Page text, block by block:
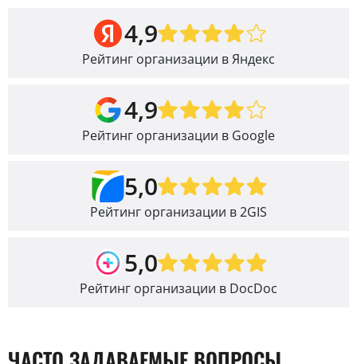
4,9
Рейтинг организации в Яндекс
4,9
Рейтинг организации в Google
5,0
Рейтинг организации в 2GIS
5,0
Рейтинг организации в DocDoc